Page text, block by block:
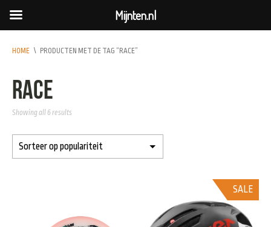
HOME \ PRODUCTEN MET DE TAG “RACE”
Race
Showing all 6 results
SALE
Mijnten.nl